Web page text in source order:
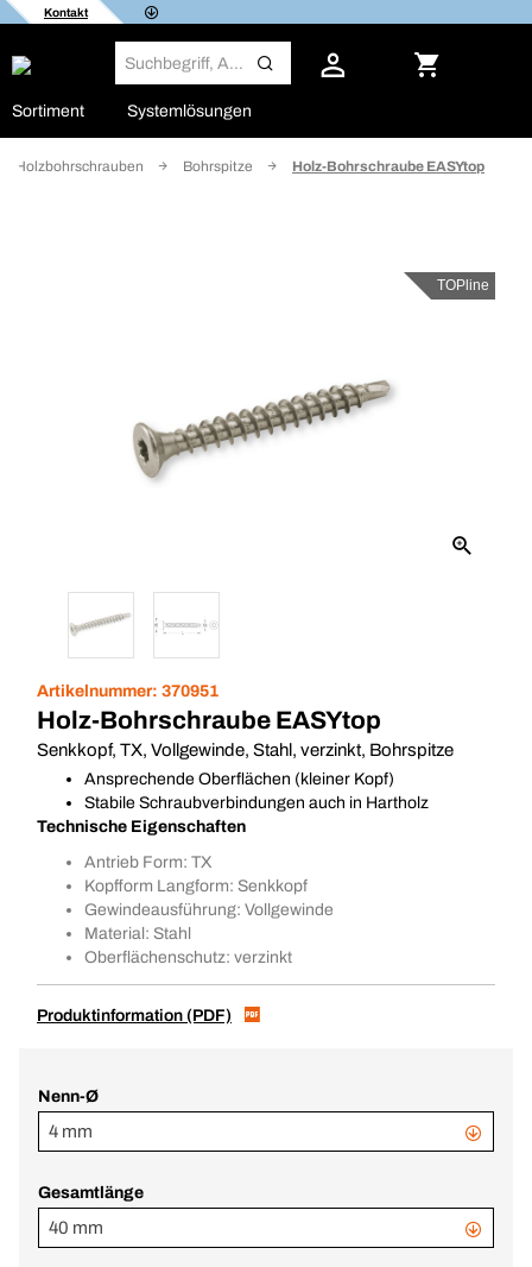
Kontakt
Sortiment Systemlösungen
Holzbohrschrauben Bohrspitze Holz-Bohrschraube EASYtop
TOPline
Artikelnummer: 370951
Holz-Bohrschraube EASYtop
Senkkopf, TX, Vollgewinde, Stahl, verzinkt, Bohrspitze
Ansprechende Oberflächen (kleiner Kopf)
Stabile Schraubverbindungen auch in Hartholz
Technische Eigenschaften
Antrieb Form: TX
Kopfform Langform: Senkkopf
Gewindeausführung: Vollgewinde
Material: Stahl
Oberflächenschutz: verzinkt
Produktinformation (PDF)
Nenn-Ø
4 mm
Gesamtlänge
40 mm